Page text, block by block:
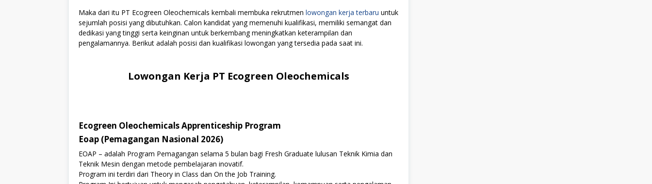
Maka dari itu PT Ecogreen Oleochemicals kembali membuka rekrutmen lowongan kerja terbaru untuk
sejumlah posisi yang dibutuhkan. Calon kandidat yang memenuhi kualifikasi, memiliki semangat dan
dedikasi yang tinggi serta keinginan untuk berkembang meningkatkan keterampilan dan
pengalamannya. Berikut adalah posisi dan kualifikasi lowongan yang tersedia pada saat ini.
Lowongan Kerja PT Ecogreen Oleochemicals
Ecogreen Oleochemicals Apprenticeship Program
Eoap (Pemagangan Nasional 2026)
EOAP – adalah Program Pemagangan selama 5 bulan bagi Fresh Graduate lulusan Teknik Kimia dan
Teknik Mesin dengan metode pembelajaran inovatif.
Program ini terdiri dari Theory in Class dan On the Job Training.